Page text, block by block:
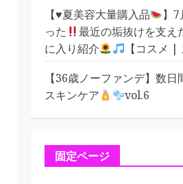
【♥️夏美容大量購入品
】
った
最近の垢抜けを支え
に入り紹介
【コスメ |
【36歳ノーファンデ】数
スキンケア
vol.6
固定ページ